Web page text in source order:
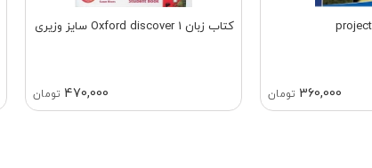
360,000 تومان
کتاب زبان Oxford discover 1 سایز وزیری
470,000 تومان